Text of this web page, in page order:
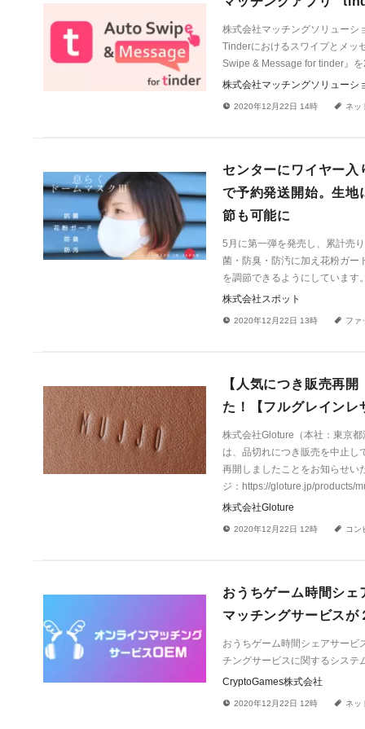
株式会社マッチングソリュー
Tinderにおけるスワイプとメッ
Swipe & Message for tinder』
株式会社マッチングソリューシ
! 2020年12月22日 14時 a ネッ
センターにワイヤー
で予約発送開始。生地
節も可能に
5月に第一弾を発売し、累計売
菌・防臭・防汚に加え花粉ガー
を調節できるようにしていま
株式会社スポット
! 2020年12月22日 13時 a ファ
【人気につき販売再
た！【フルグレイン
株式会社Gloture（本社：東京
は、品切れにつき販売を中止
再開しましたことをお知らせい
ジ：https://gloture.jp/products/
株式会社Gloture
! 2020年12月22日 12時 a コン
おうちゲーム時間シ
マッチングサービスが
おうちゲーム時間シェアサー
チングサービスに関するシステ
CryptoGames株式会社
! 2020年12月22日 12時 a ネッ